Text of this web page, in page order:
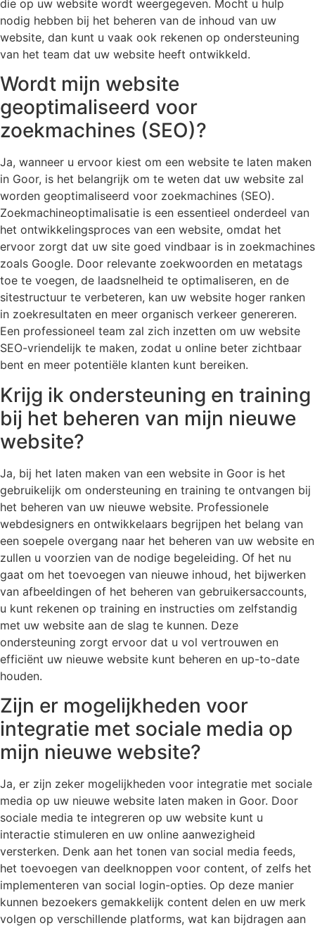
die op uw website wordt weergegeven. Mocht u hulp
nodig hebben bij het beheren van de inhoud van uw
website, dan kunt u vaak ook rekenen op ondersteuning
van het team dat uw website heeft ontwikkeld.
Wordt mijn website
geoptimaliseerd voor
zoekmachines (SEO)?
Ja, wanneer u ervoor kiest om een website te laten maken
in Goor, is het belangrijk om te weten dat uw website zal
worden geoptimaliseerd voor zoekmachines (SEO).
Zoekmachineoptimalisatie is een essentieel onderdeel van
het ontwikkelingsproces van een website, omdat het
ervoor zorgt dat uw site goed vindbaar is in zoekmachines
zoals Google. Door relevante zoekwoorden en metatags
toe te voegen, de laadsnelheid te optimaliseren, en de
sitestructuur te verbeteren, kan uw website hoger ranken
in zoekresultaten en meer organisch verkeer genereren.
Een professioneel team zal zich inzetten om uw website
SEO-vriendelijk te maken, zodat u online beter zichtbaar
bent en meer potentiële klanten kunt bereiken.
Krijg ik ondersteuning en training
bij het beheren van mijn nieuwe
website?
Ja, bij het laten maken van een website in Goor is het
gebruikelijk om ondersteuning en training te ontvangen bij
het beheren van uw nieuwe website. Professionele
webdesigners en ontwikkelaars begrijpen het belang van
een soepele overgang naar het beheren van uw website en
zullen u voorzien van de nodige begeleiding. Of het nu
gaat om het toevoegen van nieuwe inhoud, het bijwerken
van afbeeldingen of het beheren van gebruikersaccounts,
u kunt rekenen op training en instructies om zelfstandig
met uw website aan de slag te kunnen. Deze
ondersteuning zorgt ervoor dat u vol vertrouwen en
efficiënt uw nieuwe website kunt beheren en up-to-date
houden.
Zijn er mogelijkheden voor
integratie met sociale media op
mijn nieuwe website?
Ja, er zijn zeker mogelijkheden voor integratie met sociale
media op uw nieuwe website laten maken in Goor. Door
sociale media te integreren op uw website kunt u
interactie stimuleren en uw online aanwezigheid
versterken. Denk aan het tonen van social media feeds,
het toevoegen van deelknoppen voor content, of zelfs het
implementeren van social login-opties. Op deze manier
kunnen bezoekers gemakkelijk content delen en uw merk
volgen op verschillende platforms, wat kan bijdragen aan